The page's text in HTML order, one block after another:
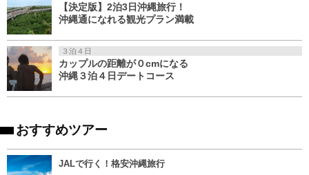
【決定版】2泊3日沖縄旅行！
沖縄通になれる観光プラン満載
３泊４日
カップルの距離が０cmになる
沖縄３泊４日デートコース
おすすめツアー
JALで行く！格安沖縄旅行